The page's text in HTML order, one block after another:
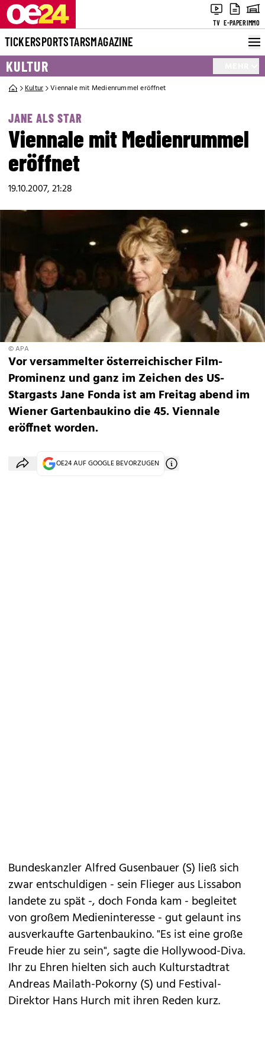
TV E-PAPERIMMO
TICKERSPORTSTARSMAGAZINE
KULTUR
Kultur Viennale mit Medienrummel eröffnet
JANE ALS STAR
Viennale mit Medienrummel
eröffnet
19.10.2007, 21:28
© APA
Vor versammelter österreichischer Film-
Prominenz und ganz im Zeichen des US-
Stargasts Jane Fonda ist am Freitag abend im
Wiener Gartenbaukino die 45. Viennale
eröffnet worden.
OE24 AUF GOOGLE BEVORZUGEN
Bundeskanzler Alfred Gusenbauer (S) ließ sich
zwar entschuldigen - sein Flieger aus Lissabon
landete zu spät -, doch Fonda kam - begleitet
von großem Medieninteresse - gut gelaunt ins
ausverkaufte Gartenbaukino. "Es ist eine große
Freude hier zu sein", sagte die Hollywood-Diva.
Ihr zu Ehren hielten sich auch Kulturstadtrat
Andreas Mailath-Pokorny (S) und Festival-
Direktor Hans Hurch mit ihren Reden kurz.